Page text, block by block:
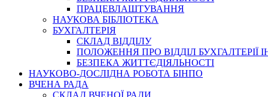
ПРАЦЕВЛАШТУВАННЯ
НАУКОВА БІБЛІОТЕКА
БУХГАЛТЕРІЯ
СКЛАД ВІДДІЛУ
ПОЛОЖЕННЯ ПРО ВІДДІЛ БУХГАЛТЕРІЇ
БЕЗПЕКА ЖИТТЄДІЯЛЬНОСТІ
НАУКОВО-ДОСЛІДНА РОБОТА БІНПО
ВЧЕНА РАДА
СКЛАД ВЧЕНОЇ РАДИ